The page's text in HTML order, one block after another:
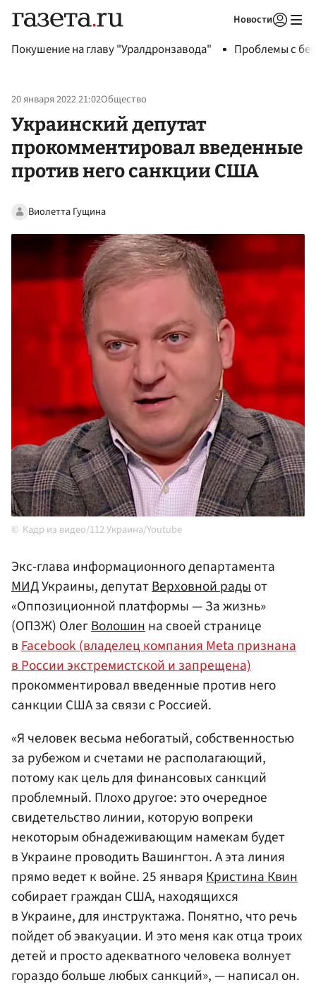
Новости
Покушение на главу "Уралдронзавода" Проблемы с
20 января 2022 21:02Общество
Украинский депутат
прокомментировал введенные
против него санкции США
Виолетта Гущина
Кадр из видео/112 Украина/Youtube
Экс-глава информационного департамента
МИДУкраины, депутатВерховной радыот
«Оппозиционной платформы — За жизнь»
(ОПЗЖ) ОлегВолошинна своей странице
вFacebook (владелец компания Meta признана
в России экстремистской и запрещена)
прокомментировал введенные против него
санкции США за связи с Россией.
«Я человек весьма небогатый, собственностью
за рубежом и счетами не располагающий,
потому как цель для финансовых санкций
проблемный. Плохо другое: это очередное
свидетельство линии, которую вопреки
некоторым обнадеживающим намекам будет
в Украине проводить Вашингтон. А эта линия
прямо ведет к войне. 25 январяКристина Квин
собирает граждан США, находящихся
в Украине, для инструктажа. Понятно, что речь
пойдет об эвакуации. И это меня как отца троих
детей и просто адекватного человека волнует
гораздо больше любых санкций», — написал он.